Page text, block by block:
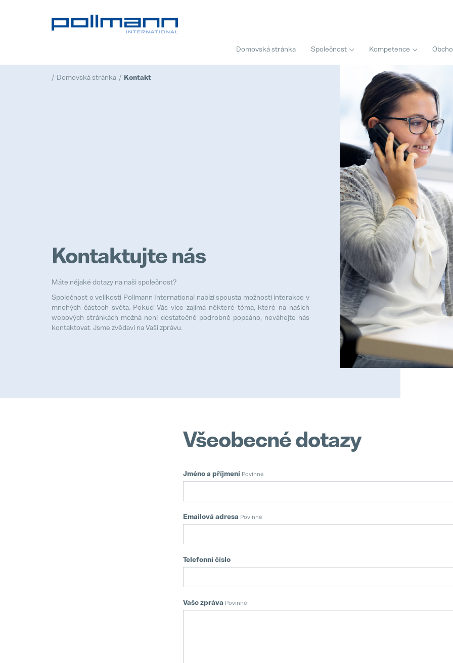
Domovská stránka Společnost Kompetence
Domovská stránka Kontakt
Kontaktujte nás
Máte nějaké dotazy na naši společnost?
Společnost o velikosti Pollmann International nabízí spousta možností interakce v
mnohých částech světa. Pokud Vás více zajímá některé téma, které na našich
webových stránkách možná není dostatečně podrobně popsáno, neváhejte nás
kontaktovat. Jsme zvědaví na Vaši zprávu.
Všeobecné dotazy
Jméno a příjmení Povinné
Emailová adresa Povinné
Telefonní číslo
Vaše zpráva Povinné